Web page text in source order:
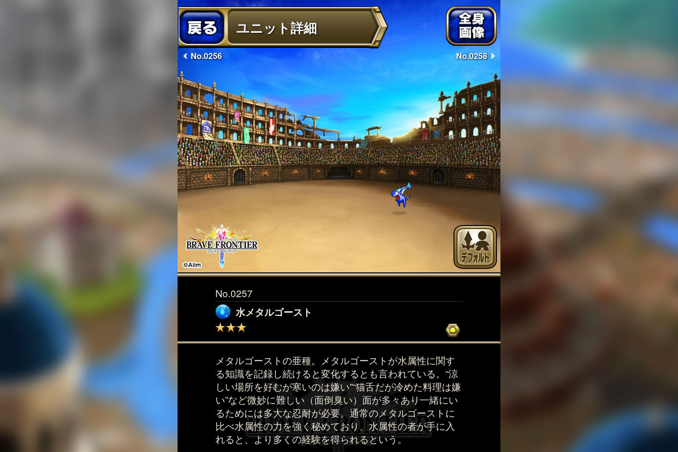
ユニット詳細
No.0256 No.0258
No.0257
水メタルゴースト
メタルゴーストの亜種。メタルゴーストが水属性に関す
る知識を記録し続けると変化するとも言われている。“涼
しい場所を好むが寒いのは嫌い”“猫舌だが冷めた料理は嫌
い”など微妙に難しい（面倒臭い）面が多々あり一緒にい
るためには多大な忍耐が必要。通常のメタルゴーストに
比べ水属性の力を強く秘めており、水属性の者が手に入
れると、より多くの経験を得られるという。